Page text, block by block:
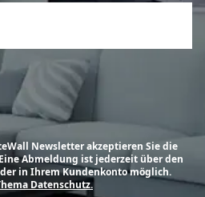
Newsletter akzeptieren Sie die
Abmeldung ist jederzeit über den
in Ihrem Kundenkonto möglich.
Datenschutz.